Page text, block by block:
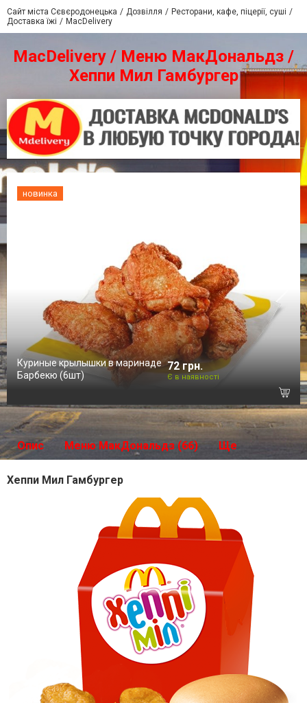
Сайт міста Сєвєродонецька Дозвілля
Ресторани, кафе, піцерії, суші
Доставка їжі
MacDelivery
MacDelivery / Меню МакДональдз /
Хеппи Мил Гамбургер
новинка
Куриные крылышки в маринаде
Барбекю (6шт)
72 грн.
Є в наявності
Опис Меню МакДональдз (66) Ще
Хеппи Мил Гамбургер